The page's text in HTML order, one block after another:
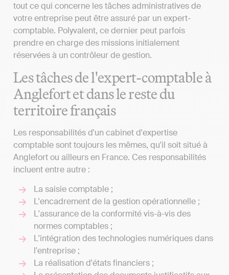
tout ce qui concerne les tâches administratives de
votre entreprise peut être assuré par un expert-
comptable. Polyvalent, ce dernier peut parfois
prendre en charge des missions initialement
réservées à un contrôleur de gestion.
Les tâches de l'expert-comptable à
Anglefort et dans le reste du
territoire français
Les responsabilités d'un cabinet d'expertise
comptable sont toujours les mêmes, qu'il soit situé à
Anglefort ou ailleurs en France. Ces responsabilités
incluent entre autre :
La saisie comptable ;
L'encadrement de la gestion opérationnelle ;
L'assurance de la conformité vis-à-vis des
normes comptables ;
L'intégration des technologies numériques dans
l'entreprise ;
La réalisation d'états financiers ;